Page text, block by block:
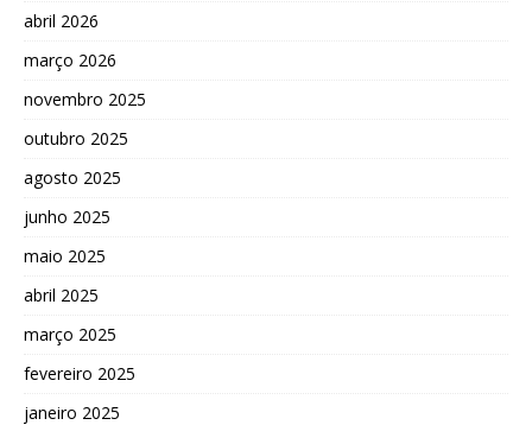
abril 2026
março 2026
novembro 2025
outubro 2025
agosto 2025
junho 2025
maio 2025
abril 2025
março 2025
fevereiro 2025
janeiro 2025